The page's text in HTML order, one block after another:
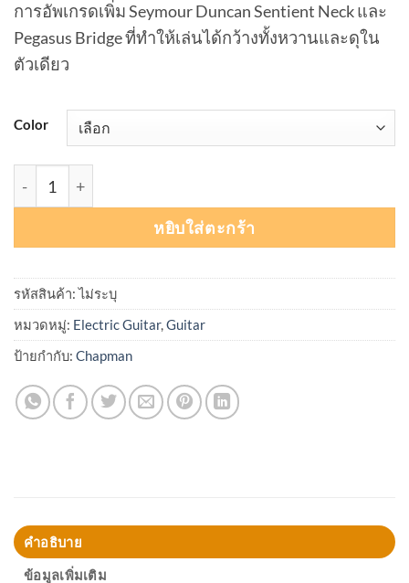
การอัพเกรดเพิ่ม Seymour Duncan Sentient Neck และ
Pegasus Bridge ที่ทำให้เล่นได้กว้างทั้งหวานและดุใน
ตัวเดียว
Color
หยิบใส่ตะกร้า
รหัสสินค้า:ไม่ระบุ
หมวดหมู่: Electric Guitar,Guitar
ป้ายกำกับ: Chapman
คำอธิบาย
ข้อมูลเพิ่มเติม